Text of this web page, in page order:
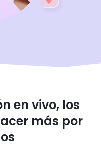
en vivo, los
más por